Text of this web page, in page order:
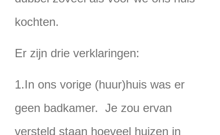
kochten.
Er zijn drie verklaringen:
1.In ons vorige (huur)huis was er
geen badkamer. Je zou ervan
versteld staan hoeveel huizen in